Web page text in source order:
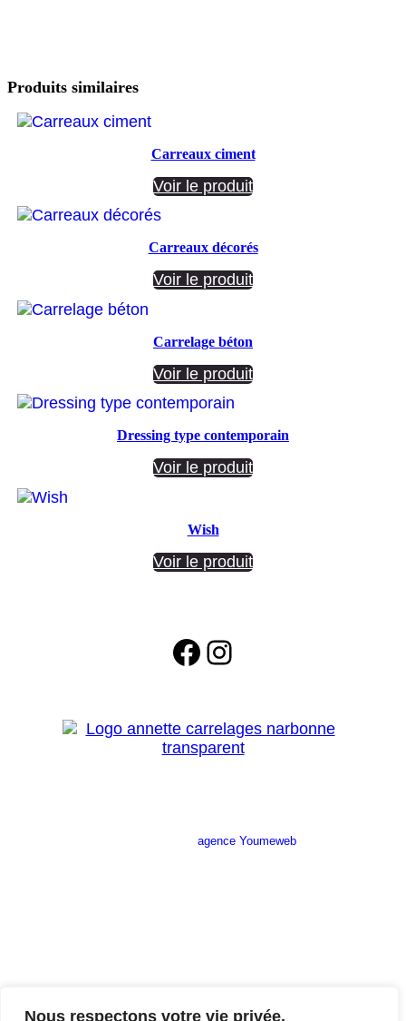
Nous respectons votre vie privée.
Produits similaires
Carreaux ciment
Voir le produit
Carreaux décorés
Voir le produit
Carrelage béton
Voir le produit
Dressing type contemporain
Voir le produit
Wish
Voir le produit
Facebook
Instagram
agence Youmeweb